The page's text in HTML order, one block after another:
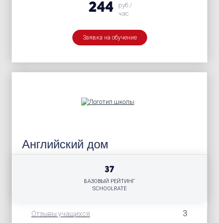
244
руб./
час
Заявка на обучение
Английский дом
Отзывы учащихся 3
37
БАЗОВЫЙ РЕЙТИНГ
SCHOOLRATE